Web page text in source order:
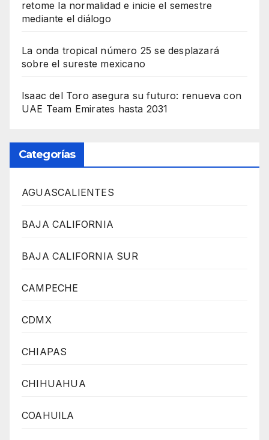
retome la normalidad e inicie el semestre
mediante el diálogo
La onda tropical número 25 se desplazará
sobre el sureste mexicano
Isaac del Toro asegura su futuro: renueva con
UAE Team Emirates hasta 2031
Categorías
AGUASCALIENTES
BAJA CALIFORNIA
BAJA CALIFORNIA SUR
CAMPECHE
CDMX
CHIAPAS
CHIHUAHUA
COAHUILA